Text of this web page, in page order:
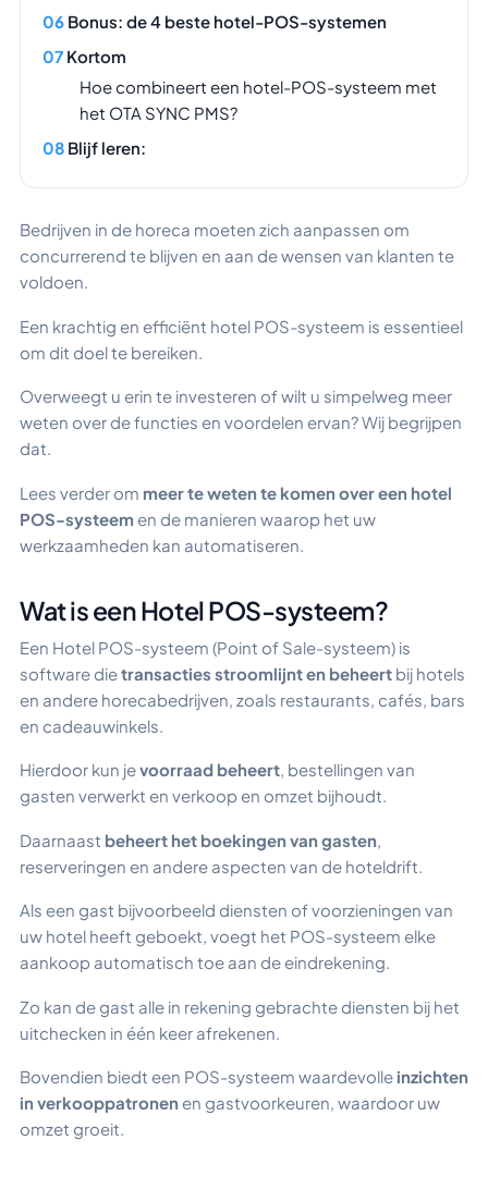
Bonus: de 4 beste hotel-POS-systemen
Kortom
Hoe combineert een hotel-POS-systeem met
het OTA SYNC PMS?
Blijf leren:
Bedrijven in de horeca moeten zich aanpassen om
concurrerend te blijven en aan de wensen van klanten te
voldoen.
Een krachtig en efficiënt hotel POS-systeem is essentieel
om dit doel te bereiken.
Overweegt u erin te investeren of wilt u simpelweg meer
weten over de functies en voordelen ervan? Wij begrijpen
dat.
Lees verder om meer te weten te komen over een hotel
POS-systeem en de manieren waarop het uw
werkzaamheden kan automatiseren.
Wat is een Hotel POS-systeem?
Een Hotel POS-systeem (Point of Sale-systeem) is
software dietransacties stroomlijnt en beheert bij hotels
en andere horecabedrijven, zoals restaurants, cafés, bars
en cadeauwinkels.
Hierdoor kun jevoorraad beheert, bestellingen van
gasten verwerkt en verkoop en omzet bijhoudt.
Daarnaast beheert het boekingen van gasten,
reserveringen en andere aspecten van de hoteldrift.
Als een gast bijvoorbeeld diensten of voorzieningen van
uw hotel heeft geboekt, voegt het POS-systeem elke
aankoop automatisch toe aan de eindrekening.
Zo kan de gast alle in rekening gebrachte diensten bij het
uitchecken in één keer afrekenen.
Bovendien biedt een POS-systeem waardevolle inzichten
in verkooppatronen en gastvoorkeuren, waardoor uw
omzet groeit.